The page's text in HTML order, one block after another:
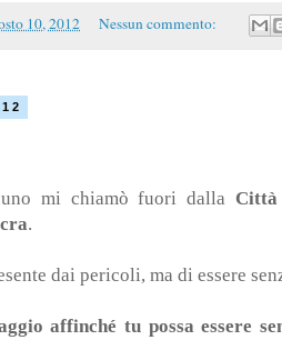
10, 2012 Nessun commento:
mi chiamò fuori dalla Città
.
dai pericoli, ma di essere
affinché tu possa essere